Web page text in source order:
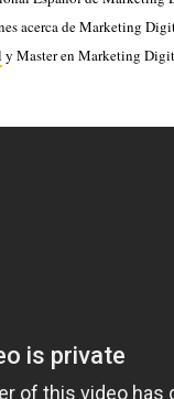
acerca de Marketing
y Master en Marketing